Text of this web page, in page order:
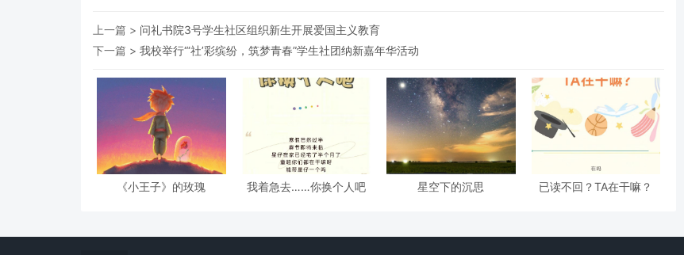
上一篇 > 问礼书院3号学生社区组织新生开展爱国主义教育
下一篇 > 我校举行“‘社’彩缤纷，筑梦青春”学生社团纳新嘉年华活动
《小王子》的玫瑰 我着急去……你换个人吧 星空下的沉思 已读不回？TA在干嘛？